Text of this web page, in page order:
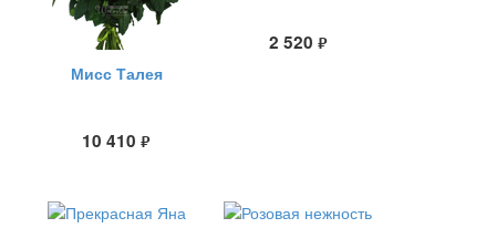
Мисс Талея
10 410 руб.
2 520 руб.